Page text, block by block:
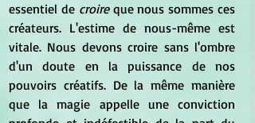
essentiel de croire que nous sommes ces
créateurs. L'estime de nous-même est
vitale. Nous devons croire sans l'ombre
d'un doute en la puissance de nos
pouvoirs créatifs. De la même manière
que la magie appelle une conviction